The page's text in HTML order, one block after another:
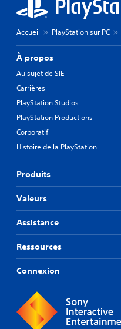
Accueil PlayStation sur PC
À propos
Au sujet de SIE
Carrières
PlayStation Studios
PlayStation Productions
Corporatif
Histoire de la PlayStation
Produits
Valeurs
Assistance
Ressources
Connexion